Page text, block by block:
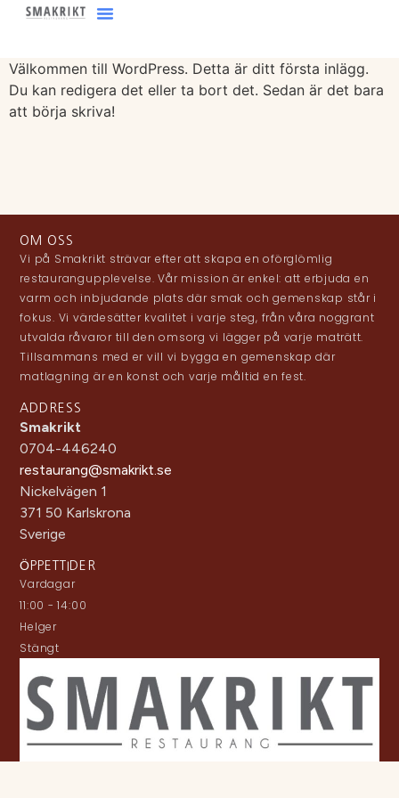
content
Välkommen till WordPress. Detta är ditt första inlägg.
Du kan redigera det eller ta bort det. Sedan är det bara
att börja skriva!
OM OSS
Vi på Smakrikt strävar efter att skapa en oförglömlig
restaurangupplevelse. Vår mission är enkel: att erbjuda en
varm och inbjudande plats där smak och gemenskap står i
fokus. Vi värdesätter kvalitet i varje steg, från våra noggrant
utvalda råvaror till den omsorg vi lägger på varje maträtt.
Tillsammans med er vill vi bygga en gemenskap där
matlagning är en konst och varje måltid en fest.
ADDRESS
Smakrikt
0704-446240
restaurang@smakrikt.se
Nickelvägen 1
371 50 Karlskrona
Sverige
ÖPPETTIDER
Vardagar
11:00 - 14:00
Helger
Stängt